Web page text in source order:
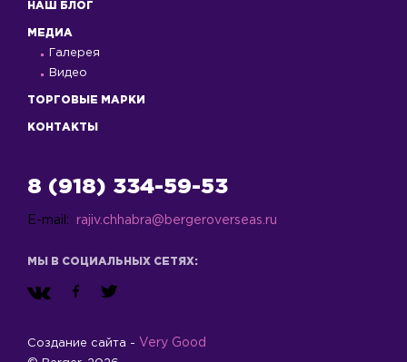
НАШ БЛОГ
МЕДИА
Галерея
Видео
ТОРГОВЫЕ МАРКИ
КОНТАКТЫ
8 (918) 334-59-53
E-mail: rajiv.chhabra@bergeroverseas.ru
МЫ В СОЦИАЛЬНЫХ СЕТЯХ:
Создание сайта - Very Good